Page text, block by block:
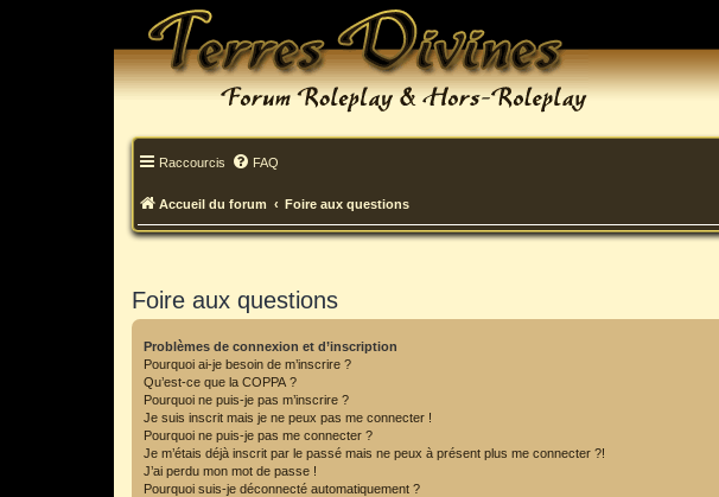
Raccourcis FAQ
Accueil du forum Foire aux questions
Foire aux questions
Problèmes de connexion et d’inscription
Pourquoi ai-je besoin de m’inscrire ?
Qu’est-ce que la COPPA ?
Pourquoi ne puis-je pas m’inscrire ?
Je suis inscrit mais je ne peux pas me connecter !
Pourquoi ne puis-je pas me connecter ?
Je m’étais déjà inscrit par le passé mais ne peux à présent plus me connecter ?!
J’ai perdu mon mot de passe !
Pourquoi suis-je déconnecté automatiquement ?